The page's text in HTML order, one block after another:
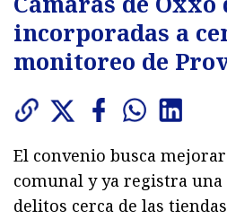
incorporadas a
monitoreo de
El convenio busca
comunal y ya registra una
delitos cerca de las